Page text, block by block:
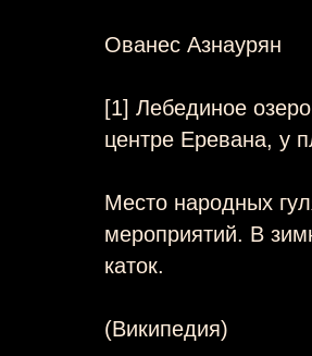
Ованес Азнаурян
[1] Лебединое
центре Еревана, у
Место народных
мероприятий. В
каток.
(Википедия)